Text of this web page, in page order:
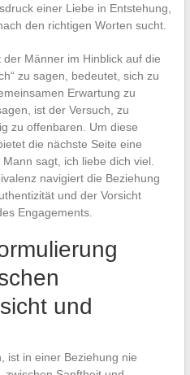
einer Liebe in Entstehung,
den richtigen Worten sucht.
Männer im Hinblick auf die
zu sagen, bedeutet, sich zu
Erwartung zu
ist der Versuch, zu
zu offenbaren. Um diese
die nächste Seite eine
sagt, ich liebe dich viel.
navigiert die Beziehung
und der Vorsicht
Engagements.
und
ist in einer Beziehung nie